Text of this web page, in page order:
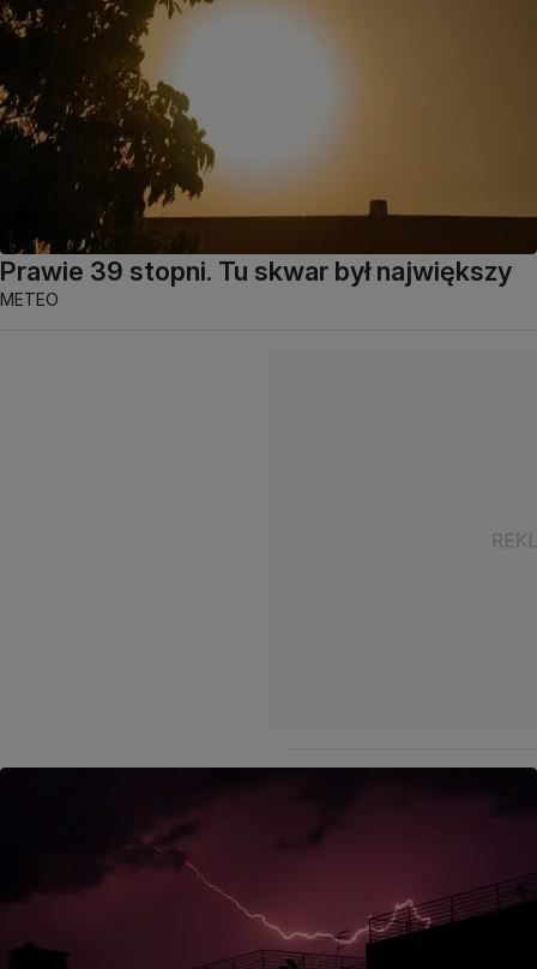
Prawie 39 stopni. Tu skwar był największy
METEO